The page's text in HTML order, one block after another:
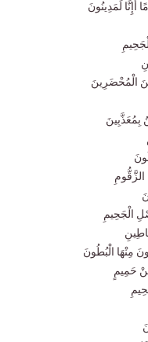
أَإِنَّا لَمَدِينُونَ
الْمُحْضَرِينَ
بِمُعَذَّبِينَ
الْجَحِيمِ
مِنْهَا الْبُطُونَ
حَمِيمٍ